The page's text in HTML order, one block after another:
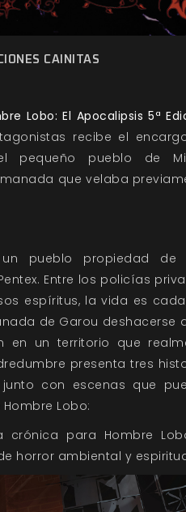
CAINITAS
Lobo: El Apocalipsis 5ª
recibe el
pequeño pueblo de
que velaba
pueblo propiedad de
Entre los policías
espíritus, la vida es
de Garou deshacerse
en un territorio que
presenta tres
con escenas que
Lobo:
crónica para Hombre
horror ambiental y